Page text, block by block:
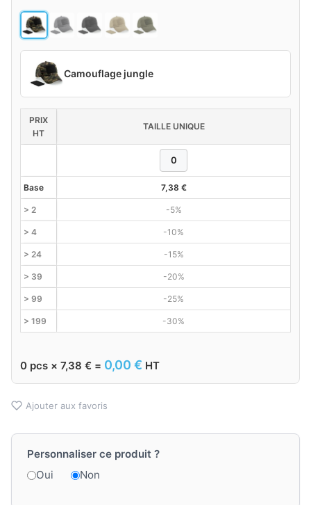
Camouflage jungle
PRIX
HT
TAILLE UNIQUE
Base 7,38 €
> 2 -5%
> 4 -10%
> 24 -15%
> 39 -20%
> 99 -25%
> 199 -30%
0 pcs × 7,38 € = 0,00 € HT
Ajouter aux favoris
Personnaliser ce produit ?
Oui
Non